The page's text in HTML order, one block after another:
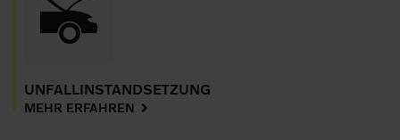
UNFALLINSTANDSETZUNG
MEHR ERFAHREN